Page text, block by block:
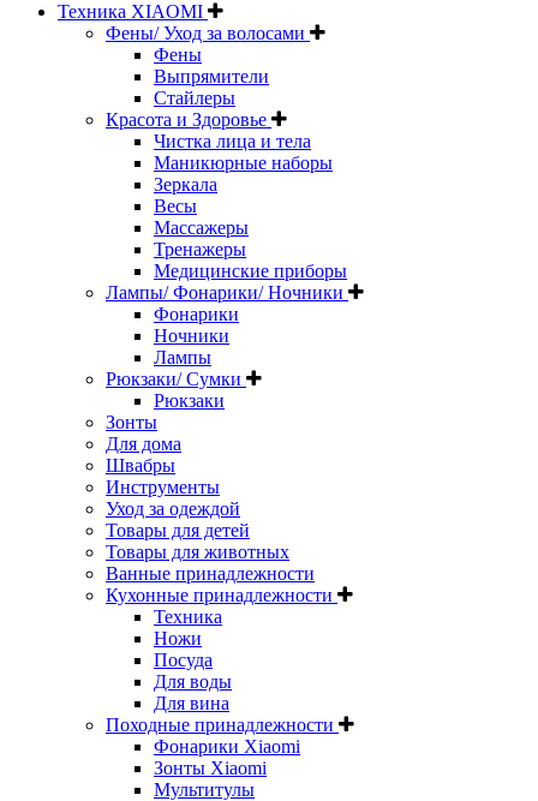
Техника XIAOMI
Фены/ Уход за волосами
Фены
Выпрямители
Стайлеры
Красота и Здоровье
Чистка лица и тела
Маникюрные наборы
Зеркала
Весы
Массажеры
Тренажеры
Медицинские приборы
Лампы/ Фонарики/ Ночники
Фонарики
Ночники
Лампы
Рюкзаки/ Сумки
Рюкзаки
Зонты
Для дома
Швабры
Инструменты
Уход за одеждой
Товары для детей
Товары для животных
Ванные принадлежности
Кухонные принадлежности
Техника
Ножи
Посуда
Для воды
Для вина
Походные принадлежности
Фонарики Xiaomi
Зонты Xiaomi
Мультитулы